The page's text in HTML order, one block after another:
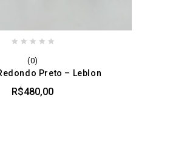
of
(0)
Preto – Leblon
R$480,00